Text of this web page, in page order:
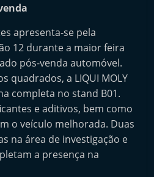
apresenta-se pela
12 durante a maior feira
pós-venda automóvel.
quadrados, a LIQUI MOLY
completa no stand B01.
e aditivos, bem como
o veículo melhorada. Duas
na área de investigação e
a presença na